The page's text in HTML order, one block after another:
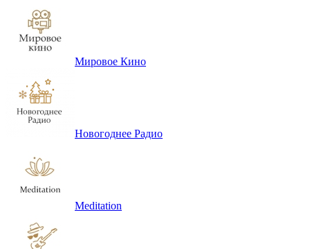
Мировое Кино
Новогоднее Радио
Meditation